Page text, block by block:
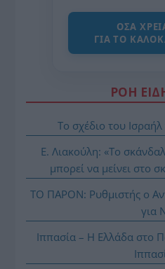
ΌΣΑ
ΓΙΑ ΤΟ
ΡΟΗ
Το σχέδιο του
Ε. Λιακούλη: «Το
μπορεί να μείνει στο
ΤΟ ΠΑΡΟΝ: Ρυθμιστής ο
για
Ιππασία – Η Ελλάδα στο